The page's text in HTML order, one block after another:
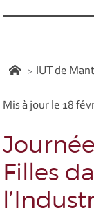
IUT de
Mis à jour le 18
Filles